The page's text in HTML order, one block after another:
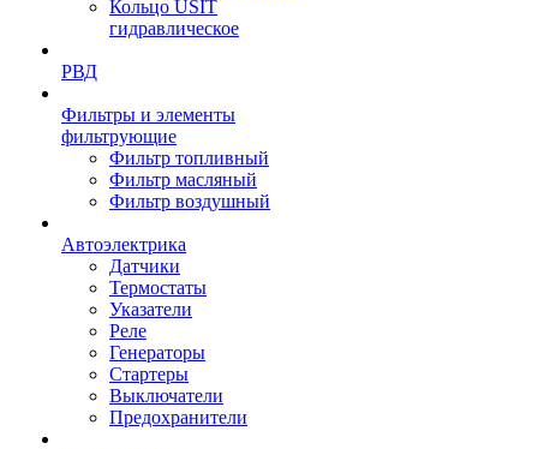
Кольцо USIT
гидравлическое
РВД
Фильтры и элементы
фильтрующие
Фильтр топливный
Фильтр масляный
Фильтр воздушный
Автоэлектрика
Датчики
Термостаты
Указатели
Реле
Генераторы
Стартеры
Выключатели
Предохранители